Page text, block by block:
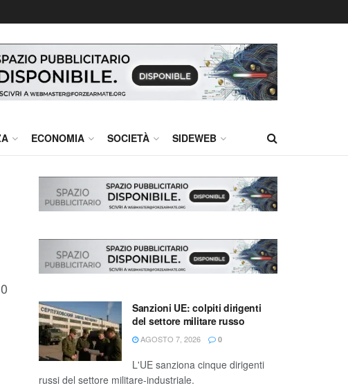
ECONOMIA SOCIETÀ SIDEWEB
0
Sanzioni UE: colpiti dirigenti
del settore militare russo
AGOSTO 7, 2026 0
L'UE sanziona cinque dirigenti
russi del settore militare-industriale.